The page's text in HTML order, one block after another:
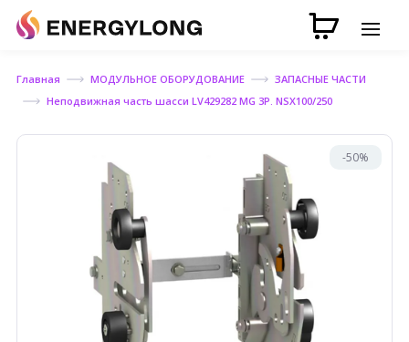
Главная МОДУЛЬНОЕ ОБОРУДОВАНИЕ
ЗАПАСНЫЕ ЧАСТИ
Неподвижная часть шасси LV429282 MG 3P. NSХ100/250
-50%